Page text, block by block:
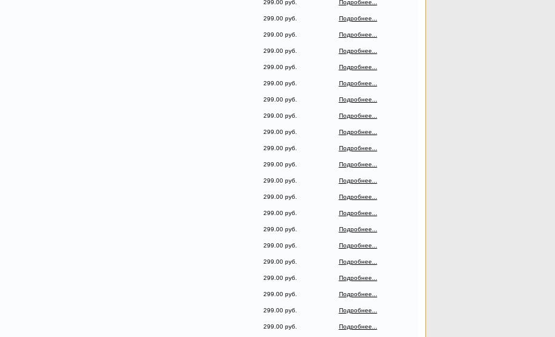
299.00 руб.
Подробнее...
299.00 руб.
Подробнее...
299.00 руб.
Подробнее...
299.00 руб.
Подробнее...
299.00 руб.
Подробнее...
299.00 руб.
Подробнее...
299.00 руб.
Подробнее...
299.00 руб.
Подробнее...
299.00 руб.
Подробнее...
299.00 руб.
Подробнее...
299.00 руб.
Подробнее...
299.00 руб.
Подробнее...
299.00 руб.
Подробнее...
299.00 руб.
Подробнее...
299.00 руб.
Подробнее...
299.00 руб.
Подробнее...
299.00 руб.
Подробнее...
299.00 руб.
Подробнее...
299.00 руб.
Подробнее...
299.00 руб.
Подробнее...
299.00 руб.
Подробнее...